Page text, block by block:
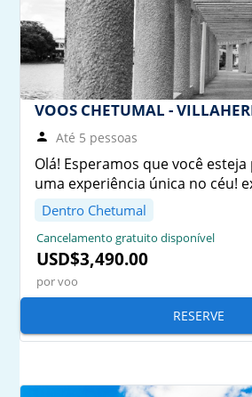
VOOS CHETUMAL -
Até 5 pessoas
Olá! Esperamos que você
uma experiência única no céu!
Dentro Chetumal
Cancelamento gratuito disponível
USD$3,490.00
por voo
RESERVE